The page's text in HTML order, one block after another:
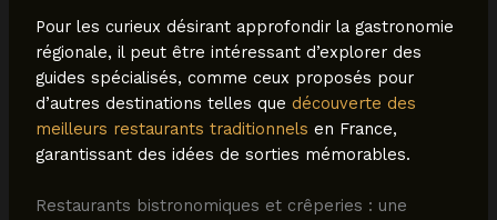
Pour les curieux désirant approfondir la gastronomie
régionale, il peut être intéressant d’explorer des
guides spécialisés, comme ceux proposés pour
d’autres destinations telles que découverte des
meilleurs restaurants traditionnels en France,
garantissant des idées de sorties mémorables.
Restaurants bistronomiques et crêperies : une